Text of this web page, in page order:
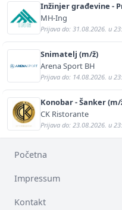
Inžinjer građevine -
MH-Ing
Prijava do: 31.08.2026. u
Snimatelj (m/ž)
Arena Sport BH
Prijava do: 14.08.2026. u
Konobar - Šanker (m/
CK Ristorante
Prijava do: 23.08.2026. u
Početna
Impressum
Kontakt